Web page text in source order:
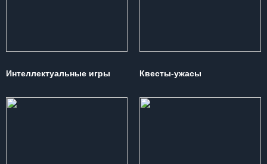
Интеллектуальные игры Квесты-ужасы